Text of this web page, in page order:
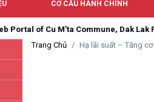
CƠ CẤU HÀNH CHÍNH
Cu M’ta Commune, Dak Lak Province
Trang Chủ Hạ lãi suất – Tăng